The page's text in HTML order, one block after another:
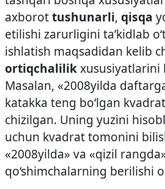
axborottushunarli, qisqa
etilishi zarurligini ta’kidlab
ishlatish maqsadidan kelib
ortiqchalilikxususiyatlarini
Masalan, «2008­yilda
katakka teng bo‘lgan
chizilgan. Uning yuzini
uchun kvadrat tomonini
«2008­yilda» va «qizil
qo‘shimchalarning berilishi